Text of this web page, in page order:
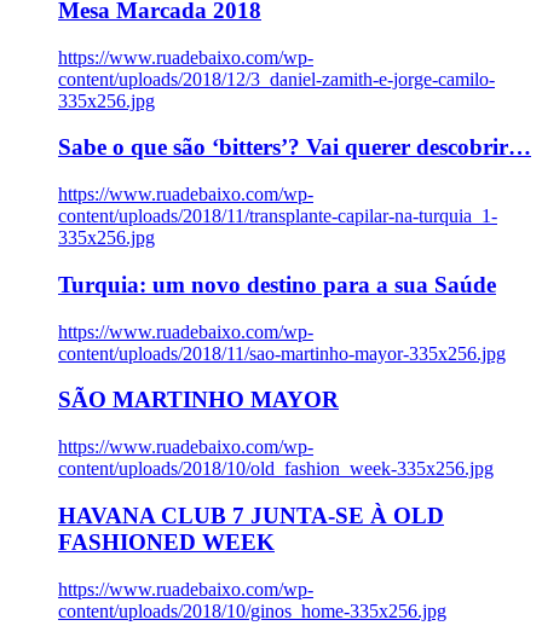
Mesa Marcada 2018
https://www.ruadebaixo.com/wp-
content/uploads/2018/12/3_daniel-zamith-e-jorge-camilo-
335x256.jpg
Sabe o que são ‘bitters’? Vai querer descobrir…
https://www.ruadebaixo.com/wp-
content/uploads/2018/11/transplante-capilar-na-turquia_1-
335x256.jpg
Turquia: um novo destino para a sua Saúde
https://www.ruadebaixo.com/wp-
content/uploads/2018/11/sao-martinho-mayor-335x256.jpg
SÃO MARTINHO MAYOR
https://www.ruadebaixo.com/wp-
content/uploads/2018/10/old_fashion_week-335x256.jpg
HAVANA CLUB 7 JUNTA-SE À OLD
FASHIONED WEEK
https://www.ruadebaixo.com/wp-
content/uploads/2018/10/ginos_home-335x256.jpg